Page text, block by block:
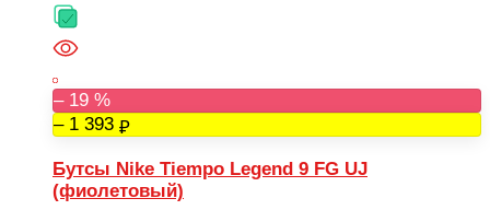
– 19 %
– 1 393
Бутсы Nike Tiempo Legend 9 FG UJ
(фиолетовый)